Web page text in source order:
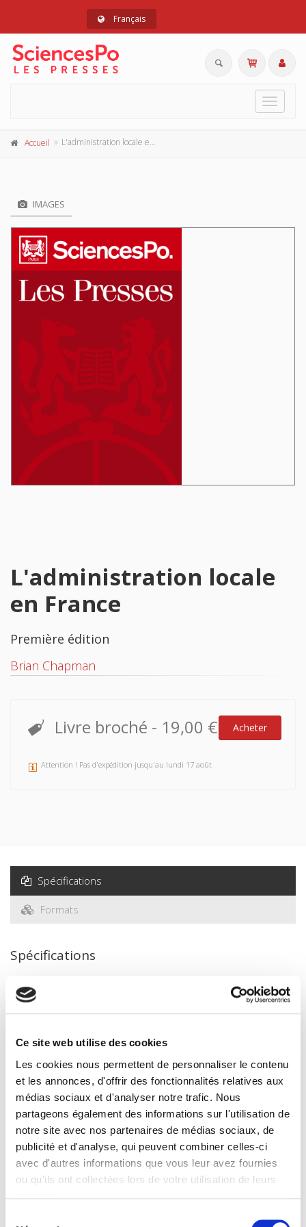
Ce site web utilise des cookies
Les cookies nous permettent de personnaliser le contenu
et les annonces, d'offrir des fonctionnalités relatives aux
médias sociaux et d'analyser notre trafic. Nous
partageons également des informations sur l'utilisation de
notre site avec nos partenaires de médias sociaux, de
publicité et d'analyse, qui peuvent combiner celles-ci
avec d'autres informations que vous leur avez fournies
ou qu'ils ont collectées lors de votre utilisation de leurs
Français
Toggle
Accueil L'administration locale en France
IMAGES
L'administration locale
en France
Première édition
Brian Chapman
Livre broché - 19,00 € Acheter
Attention ! Pas d'expédition jusqu'au lundi 17 août
Spécifications
Formats
Spécifications
Éditeur
Presses de Sciences Po
Brian Chapman
Collection
Académique
Langue
français
Catégorie (éditeur)
Internet Hierarchy>Etat - Administration>Régions et
collectivités